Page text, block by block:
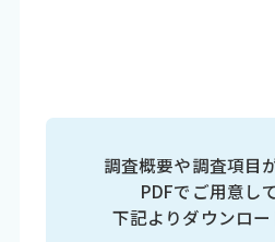
調査概要や調査項目
PDFでご用意し
下記よりダウンロー